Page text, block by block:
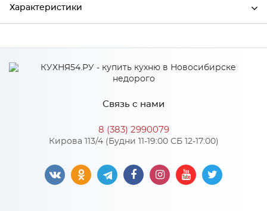
Характеристики
Высота 220
Особенности
Связь с нами
8 (383) 2990079
Кирова 113/4 (Будни 11-19:00 СБ 12-17:00)